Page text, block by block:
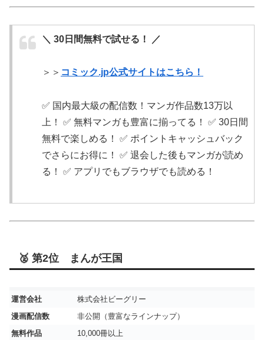
＼ 30日間無料で試せる！ ／
＞＞ コミック.jp公式サイトはこちら！
✅ 国内最大級の配信数！マンガ作品数13万以
上！ ✅ 無料マンガも豊富に揃ってる！ ✅ 30日間
無料で楽しめる！ ✅ ポイントキャッシュバック
でさらにお得に！ ✅ 退会した後もマンガが読め
る！ ✅ アプリでもブラウザでも読める！
🥈 第2位 まんが王国
運営会社
株式会社ビーグリー
漫画配信数
非公開（豊富なラインナップ）
無料作品
10,000冊以上